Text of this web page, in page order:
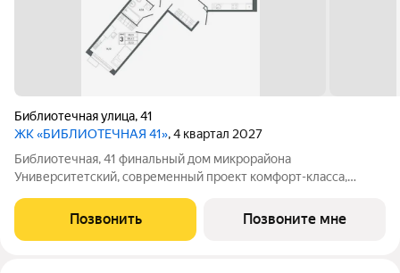
Библиотечная улица,41
ЖК «БИБЛИОТЕЧНАЯ 41», 4 квартал 2027
Библиотечная, 41 финальный дом микрорайона
Университетский, современный проект комфорт-класса,
«Первостроитель». Дом органично вписался в микрорайон,
став его естественным продолжением и унаследовав все
Позвонить Позвоните мне